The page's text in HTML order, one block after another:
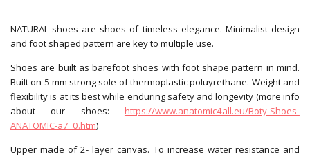
NATURAL shoes are shoes of timeless elegance. Minimalist design
and foot shaped pattern are key to multiple use.
Shoes are built as barefoot shoes with foot shape pattern in mind.
Built on 5 mm strong sole of thermoplastic poluyrethane. Weight and
flexibility is at its best while enduring safety and longevity (more info
about our shoes: https://www.anatomic4all.eu/Boty-Shoes-
ANATOMIC-a7_0.htm)
Upper made of 2- layer canvas. To increase water resistance and